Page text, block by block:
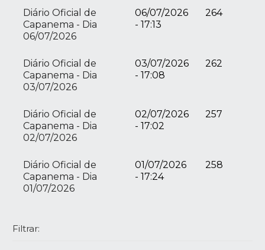
Diário Oficial de
Capanema - Dia
06/07/2026
06/07/2026
- 17:13
264
Diário Oficial de
Capanema - Dia
03/07/2026
03/07/2026
- 17:08
262
Diário Oficial de
Capanema - Dia
02/07/2026
02/07/2026
- 17:02
257
Diário Oficial de
Capanema - Dia
01/07/2026
01/07/2026
- 17:24
258
Filtrar: